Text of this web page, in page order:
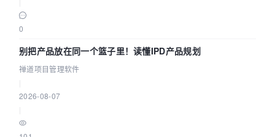
0
别把产品放在同一个篮子里！读懂IPD产品规划
禅道项目管理软件
2026-08-07